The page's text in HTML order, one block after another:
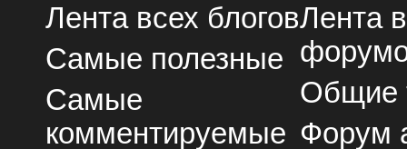
Лента всех блогов
Самые полезные
Самые
комментируемые
Лента
Общие
Форум